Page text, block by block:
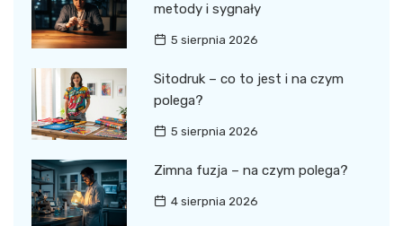
metody i sygnały
5 sierpnia 2026
Sitodruk – co to jest i na czym
polega?
5 sierpnia 2026
Zimna fuzja – na czym polega?
4 sierpnia 2026